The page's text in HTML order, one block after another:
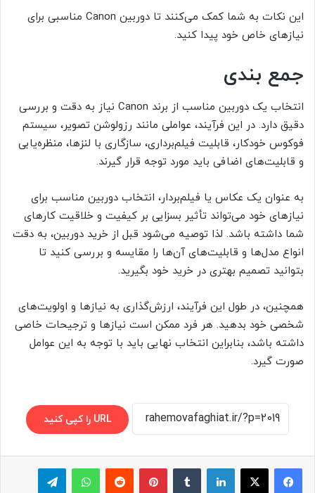
این نکات به شما کمک می‌کنند تا دوربین Canon مناسبی برای
نیازهای خاص خود پیدا کنید.
جمع بندی
انتخاب یک دوربین مناسب از برند Canon نیاز به دقت و بررسی
دقیق دارد. در این فرآیند، عواملی مانند رزولوشن تصویر، سیستم
فوکوس خودکار، قابلیت فیلم‌برداری، سازگاری با لنزها، منظره‌یابی
و قابلیت‌های اضافی باید مورد توجه قرار گیرند.
به عنوان یک عکاس یا فیلم‌بردار، انتخاب دوربین مناسب برای
نیازهای خود می‌تواند تأثیر بسزایی بر کیفیت و خلاقیت کارهای
شما داشته باشد. لذا توصیه می‌شود قبل از خرید دوربین، به دقت
انواع مدل‌ها و قابلیت‌های آن‌ها را مقایسه و بررسی کنید تا
بتوانید تصمیم بهتری در خرید خود بگیرید.
همچنین، در طول این فرآیند، ارزش‌گذاری به نیازها و اولویت‌های
شخصی خود بدهید. هر فرد ممکن است نیازها و ترجیحات خاصی
داشته باشد، بنابراین انتخاب نهایی باید با توجه به این عوامل
صورت گیرد.
URL را کپی کنید
لینکدین ‫تامبلر پینترست‫رددیت واتس آپ تلگرام